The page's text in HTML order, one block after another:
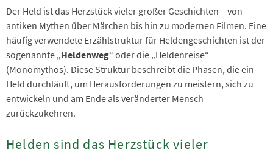
Der Held ist das Herzstück vieler großer Geschichten – von
antiken Mythen über Märchen bis hin zu modernen Filmen. Eine
häufig verwendete Erzählstruktur für Heldengeschichten ist der
sogenannte „Heldenweg“ oder die „Heldenreise“
(Monomythos). Diese Struktur beschreibt die Phasen, die ein
Held durchläuft, um Herausforderungen zu meistern, sich zu
entwickeln und am Ende als veränderter Mensch
zurückzukehren.
Helden sind das Herzstück vieler